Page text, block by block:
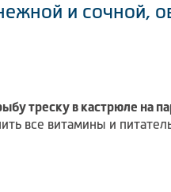
и сочной,
треску в кастрюле на
все витамины и